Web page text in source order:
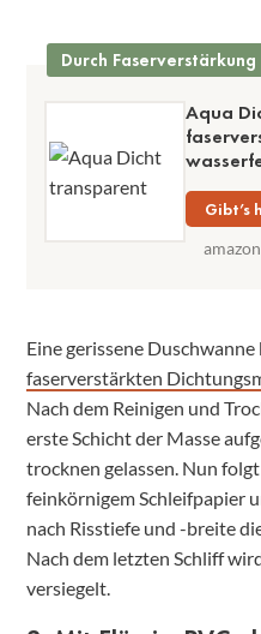
Aqua
Gibt’s
Eine gerissene
faserverstärkten
Nach dem Reinigen und
erste Schicht der Masse
trocknen gelassen. Nun
feinkörnigem Schleifpapier
nach Risstiefe und -breite
Nach dem letzten Schliff
versiegelt.